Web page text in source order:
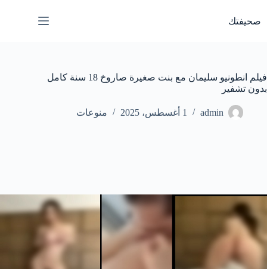
المحتوى
صحيفتك
فيلم انطونيو سليمان مع بنت صغيرة صاروخ 18 سنة كامل
بدون تشفير
admin 1 أغسطس، 2025 منوعات